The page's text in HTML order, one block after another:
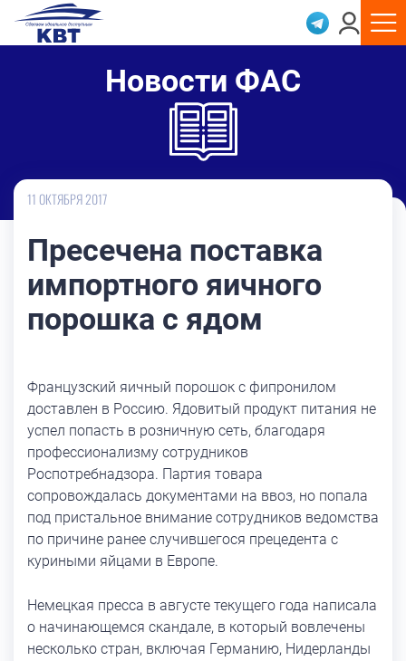
Новости ФАС
11 ОКТЯБРЯ 2017
Пресечена поставка
импортного яичного
порошка с ядом
Французский яичный порошок с фипронилом
доставлен в Россию. Ядовитый продукт питания не
успел попасть в розничную сеть, благодаря
профессионализму сотрудников
Роспотребнадзора. Партия товара
сопровождалась документами на ввоз, но попала
под пристальное внимание сотрудников ведомства
по причине ранее случившегося прецедента с
куриными яйцами в Европе.
Немецкая пресса в августе текущего года написала
о начинающемся скандале, в который вовлечены
несколько стран, включая Германию, Нидерланды